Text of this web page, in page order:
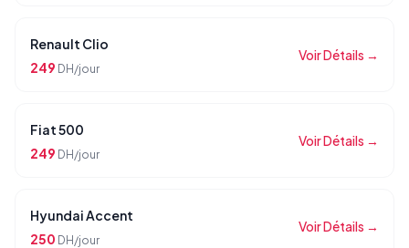
Renault Clio
249 DH/jour
Voir Détails →
Fiat 500
249 DH/jour
Voir Détails →
Hyundai Accent
250 DH/jour
Voir Détails →